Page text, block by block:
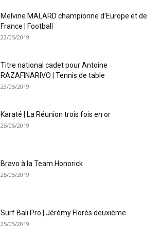
Melvine MALARD championne d’Europe et de
France | Football
23/05/2019
Titre national cadet pour Antoine
RAZAFINARIVO | Tennis de table
23/05/2019
Karaté | La Réunion trois fois en or
25/05/2019
Bravo à la Team Honorick
25/05/2019
Surf Bali Pro | Jérémy Florès deuxième
25/05/2019